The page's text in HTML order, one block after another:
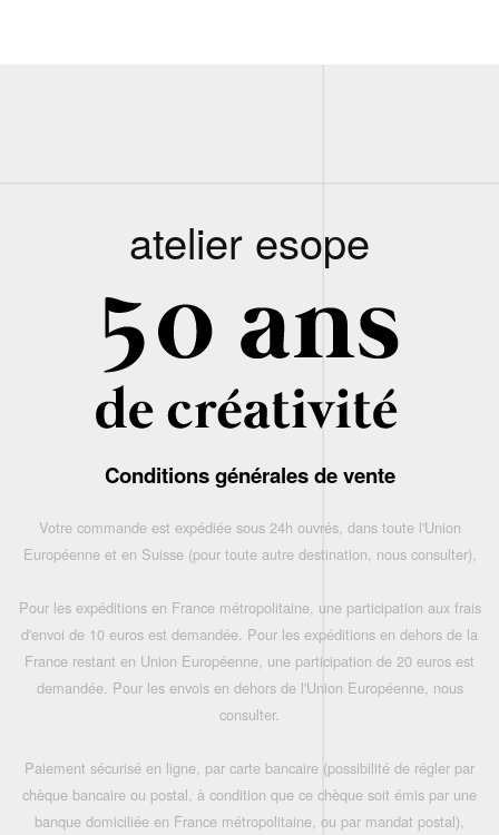
atelier esope
Conditions générales de vente
Votre commande est expédiée sous 24h ouvrés, dans toute l'Union
Européenne et en Suisse (pour toute autre destination, nous consulter),
Pour les expéditions en France métropolitaine, une participation aux frais
d'envoi de 10 euros est demandée. Pour les expéditions en dehors de la
France restant en Union Européenne, une participation de 20 euros est
demandée. Pour les envois en dehors de l'Union Européenne, nous
consulter.
Paiement sécurisé en ligne, par carte bancaire (possibilité de régler par
chèque bancaire ou postal, à condition que ce chèque soit émis par une
banque domiciliée en France métropolitaine, ou par mandat postal),